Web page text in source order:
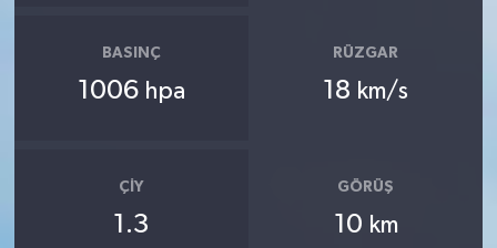
BASINÇ
1006 hpa
RÜZGAR
18 km/s
ÇIY
1.3
GÖRÜŞ
10 km